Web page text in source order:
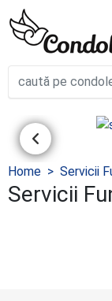
Home Servicii
Servicii